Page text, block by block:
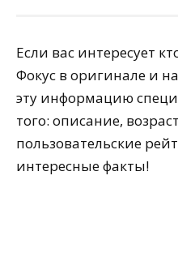
Если вас интересует
Фокус в оригинале и
эту информацию
того: описание,
пользовательские
интересные факты!